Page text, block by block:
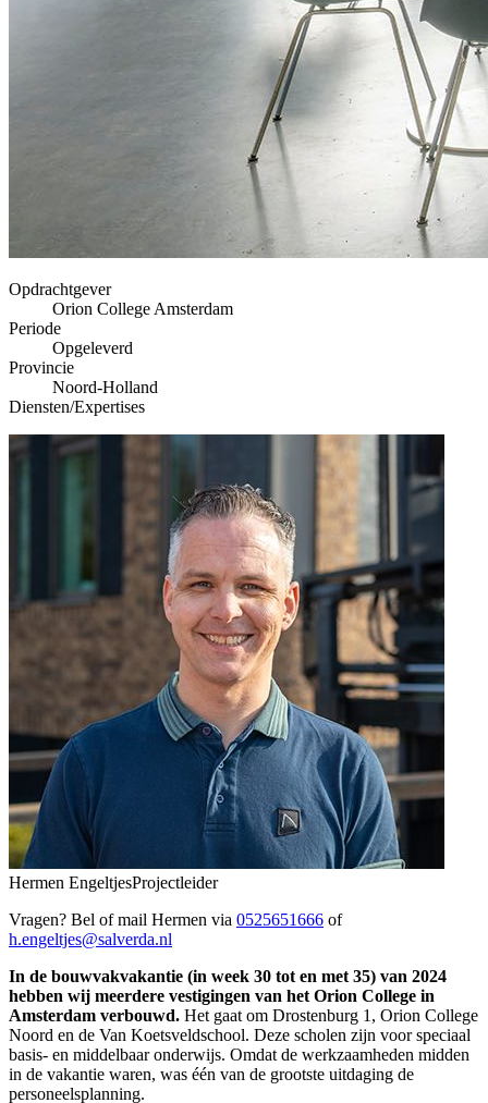
Opdrachtgever
Orion College Amsterdam
Periode
Opgeleverd
Provincie
Noord-Holland
Diensten/Expertises
Hermen EngeltjesProjectleider
Vragen? Bel of mail Hermen via 0525651666 of
h.engeltjes@salverda.nl
In de bouwvakvakantie (in week 30 tot en met 35) van 2024
hebben wij meerdere vestigingen van het Orion College in
Amsterdam verbouwd. Het gaat om Drostenburg 1, Orion College
Noord en de Van Koetsveldschool. Deze scholen zijn voor speciaal
basis- en middelbaar onderwijs. Omdat de werkzaamheden midden
in de vakantie waren, was één van de grootste uitdaging de
personeelsplanning.